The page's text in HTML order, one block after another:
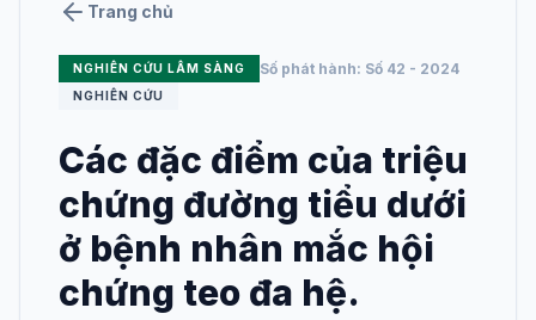
Liên hệ
XUẤT BẢN
Số hiện tại
Tất cả các số
HƯỚNG DẪN SỬ DỤNG
Trang chủ
NGHIÊN CỨU LÂM SÀNG Số phát hành: Số 42 - 2024
NGHIÊN CỨU
Các đặc điểm của triệu
chứng đường tiểu dưới
ở bệnh nhân mắc hội
chứng teo đa hệ.